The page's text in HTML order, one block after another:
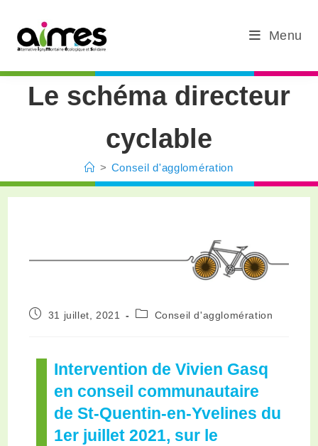
Menu
Le schéma directeur
cyclable
> Conseil d'agglomération
31 juillet, 2021 Conseil d'agglomération
Intervention de Vivien Gasq
en conseil communautaire
de St-Quentin-en-Yvelines du
1er juillet 2021, sur le